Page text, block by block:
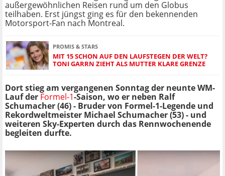
außergewöhnlichen Reisen rund um den Globus
teilhaben. Erst jüngst ging es für den bekennenden
Motorsport-Fan nach Montreal.
PROMIS & STARS
MIT 15 SCHON AUF DEN LAUFSTEGEN DER WELT?
TONI GARRN ZIEHT ALS MUTTER KLARE GRENZE
Dort stieg am vergangenen Sonntag der neunte WM-
Lauf der Formel-1-Saison, wo er neben Ralf
Schumacher (46) - Bruder von Formel-1-Legende und
Rekordweltmeister Michael Schumacher (53) - und
weiteren Sky-Experten durch das Rennwochenende
begleiten durfte.